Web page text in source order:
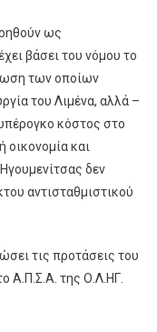
ως
βάσει του νόμου το
των οποίων
του Λιμένα, αλλά –
κόστος στο
οικονομία και
δεν
αντισταθμιστικού
τις προτάσεις του
Α.Π.Σ.Α. της Ο.Λ.ΗΓ.